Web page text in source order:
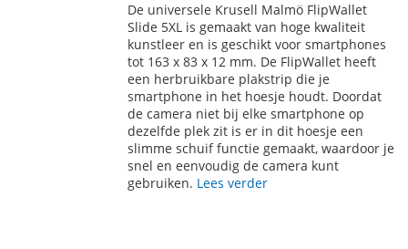
AAN
VERLANGLIJST
TE
VERGELIJKEN
De universele Krusell Malmö FlipWallet
Slide 5XL is gemaakt van hoge kwaliteit
kunstleer en is geschikt voor smartphones
tot 163 x 83 x 12 mm. De FlipWallet heeft
een herbruikbare plakstrip die je
smartphone in het hoesje houdt. Doordat
de camera niet bij elke smartphone op
dezelfde plek zit is er in dit hoesje een
slimme schuif functie gemaakt, waardoor je
snel en eenvoudig de camera kunt
gebruiken. Lees verder